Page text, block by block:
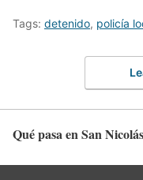
Tags: detenido, policía
Qué pasa en San